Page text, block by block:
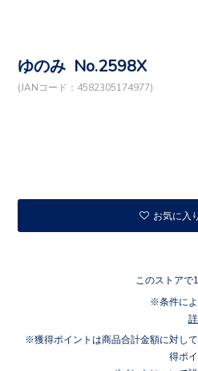
ゆのみ No.2598X
(JANコード：4582305174977)
お気に入
このストアで
条件に
獲得ポイントは商品合計金額に対し
得ポ